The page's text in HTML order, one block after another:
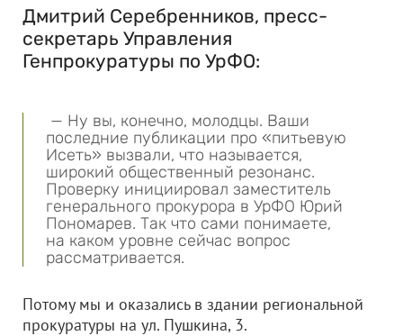
Дмитрий Серебренников, пресс-
секретарь Управления
Генпрокуратуры по УрФО:
— Ну вы, конечно, молодцы. Ваши
последние публикации про «питьевую
Исеть» вызвали, что называется,
широкий общественный резонанс.
Проверку инициировал заместитель
генерального прокурора в УрФО Юрий
Пономарев. Так что сами понимаете,
на каком уровне сейчас вопрос
рассматривается.
Потому мы и оказались в здании региональной
прокуратуры на ул. Пушкина, 3.